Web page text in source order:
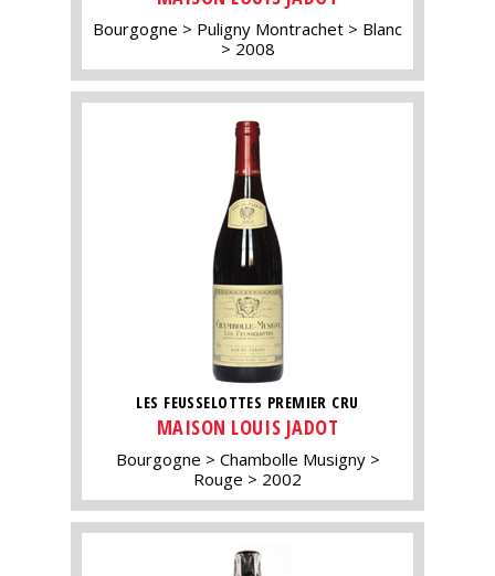
Bourgogne Puligny Montrachet
Blanc
2008
LES FEUSSELOTTES PREMIER CRU
MAISON LOUIS JADOT
Bourgogne
Chambolle Musigny
Rouge
2002